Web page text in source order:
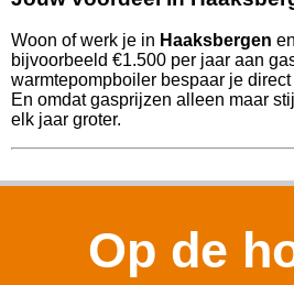
Woon of werk je in Haaksbergen
bijvoorbeeld €1.500 per jaar aan
warmtepompboiler bespaar je
En omdat gasprijzen alleen maar
elk jaar groter.
Op de